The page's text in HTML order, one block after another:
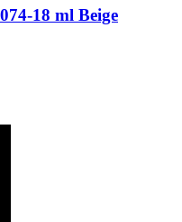
18 ml Beige